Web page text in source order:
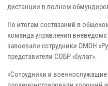
дистанции в полном
По итогам состязаний в
команда управления
завоевали сотрудники ОМОН
представители СОБР «Булат».
«Сотрудники и